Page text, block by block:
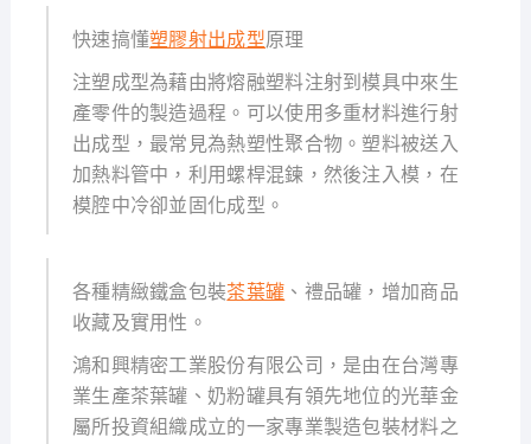
快速搞懂塑膠射出成型原理
注塑成型為藉由將熔融塑料注射到模具中來生
產零件的製造過程。可以使用多重材料進行射
出成型，最常見為熱塑性聚合物。塑料被送入
加熱料管中，利用螺桿混鍊，然後注入模，在
模腔中冷卻並固化成型。
各種精緻鐵盒包裝茶葉罐 、禮品罐，增加商品
收藏及實用性。
鴻和興精密工業股份有限公司，是由在台灣專
業生產茶葉罐、奶粉罐具有領先地位的光華金
屬所投資組織成立的一家專業製造包裝材料之